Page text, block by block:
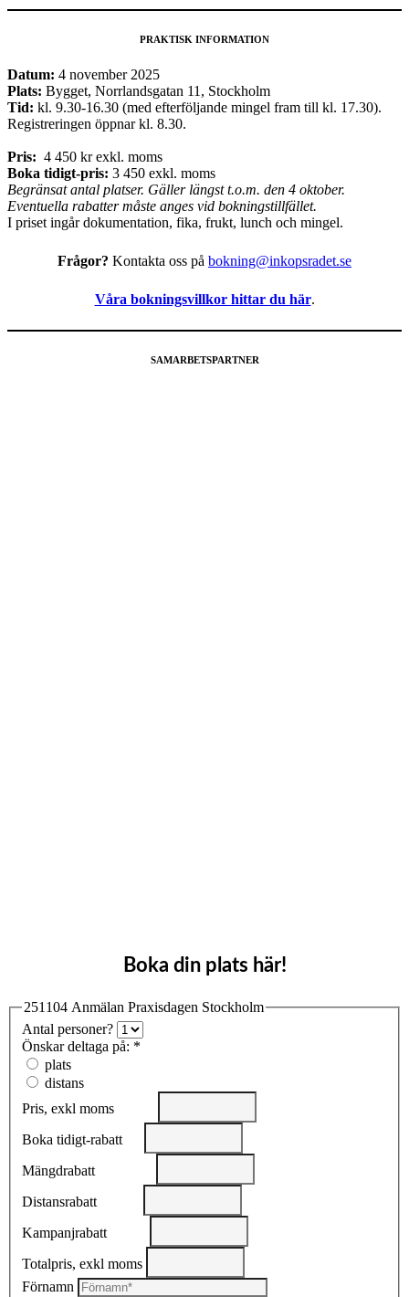
PRAKTISK INFORMATION
Datum: 4 november 2025
Plats: Bygget, Norrlandsgatan 11, Stockholm
Tid: kl. 9.30-16.30 (med efterföljande mingel fram till kl. 17.30).
Registreringen öppnar kl. 8.30.
Pris: 4 450 kr exkl. moms
Boka tidigt-pris: 3 450 exkl. moms
Begränsat antal platser. Gäller längst t.o.m. den 4 oktober.
Eventuella rabatter måste anges vid bokningstillfället.
I priset ingår dokumentation, fika, frukt, lunch och mingel.
Frågor? Kontakta oss på bokning@inkopsradet.se
Våra bokningsvillkor hittar du här.
SAMARBETSPARTNER
Boka din plats här!
251104 Anmälan Praxisdagen Stockholm
Antal personer?
Önskar deltaga på: *
plats
distans
Pris, exkl moms
Boka tidigt-rabatt
Mängdrabatt
Distansrabatt
Kampanjrabatt
Totalpris, exkl moms
Förnamn